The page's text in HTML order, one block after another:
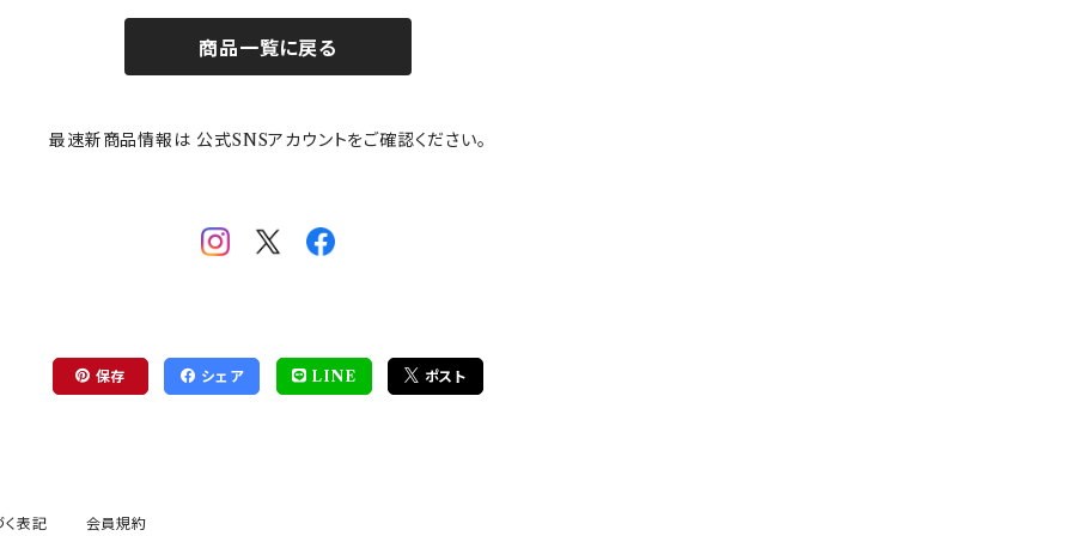
商品一覧に戻る
最速新商品情報は 公式SNSアカウントをご確認ください。
保存 シェア LINE ポスト
表記 会員規約